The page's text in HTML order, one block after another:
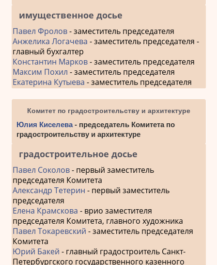
имущественное досье
Павел Фролов- заместитель председателя
Анжелика Логачева - заместитель председателя -
главный бухгалтер
Константин Марков- заместитель председателя
Максим Похил - заместитель председателя
Екатерина Кутыева - заместитель председателя
Комитет по градостроительству и архитектуре
Юлия Киселева- председатель Комитета по
градостроительству и архитектуре
градостроительное досье
Павел Соколов- первый заместитель
председателя Комитета
Александр Тетерин - первый заместитель
председателя
Елена Крамскова - врио заместителя
председателя Комитета, главного художника
Павел Токаревский - заместитель председателя
Комитета
Юрий Бакей - главный градостроитель Санкт-
Петербургского государственного казенного